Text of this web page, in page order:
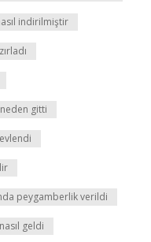
indirilmiştir
gitti
peygamberlik verildi
geldi